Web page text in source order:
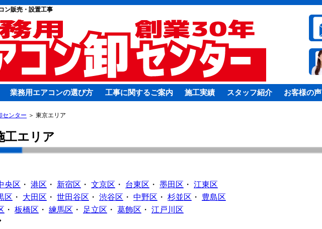
ン販売・設置工事
業務用エアコンの選び方 工事に関するご案内 施工実績 スタッフ紹介 お客様の声
センター ＞ 東京エリア
工エリア
央区 ・ 港区 ・ 新宿区 ・ 文京区 ・ 台東区 ・ 墨田区 ・ 江東区
区 ・ 大田区 ・ 世田谷区 ・ 渋谷区 ・ 中野区 ・ 杉並区 ・ 豊島区
・ 板橋区 ・ 練馬区 ・ 足立区 ・ 葛飾区 ・ 江戸川区